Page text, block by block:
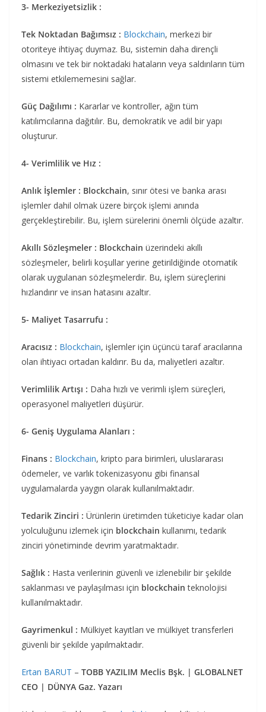
3- Merkeziyetsizlik :
Tek Noktadan Bağımsız : Blockchain, merkezi bir
otoriteye ihtiyaç duymaz. Bu, sistemin daha dirençli
olmasını ve tek bir noktadaki hataların veya saldırıların tüm
sistemi etkilememesini sağlar.
Güç Dağılımı : Kararlar ve kontroller, ağın tüm
katılımcılarına dağıtılır. Bu, demokratik ve adil bir yapı
oluşturur.
4- Verimlilik ve Hız :
Anlık İşlemler : Blockchain, sınır ötesi ve banka arası
işlemler dahil olmak üzere birçok işlemi anında
gerçekleştirebilir. Bu, işlem sürelerini önemli ölçüde azaltır.
Akıllı Sözleşmeler : Blockchain üzerindeki akıllı
sözleşmeler, belirli koşullar yerine getirildiğinde otomatik
olarak uygulanan sözleşmelerdir. Bu, işlem süreçlerini
hızlandırır ve insan hatasını azaltır.
5- Maliyet Tasarrufu :
Aracısız : Blockchain, işlemler için üçüncü taraf aracılarına
olan ihtiyacı ortadan kaldırır. Bu da, maliyetleri azaltır.
Verimlilik Artışı : Daha hızlı ve verimli işlem süreçleri,
operasyonel maliyetleri düşürür.
6- Geniş Uygulama Alanları :
Finans : Blockchain, kripto para birimleri, uluslararası
ödemeler, ve varlık tokenizasyonu gibi finansal
uygulamalarda yaygın olarak kullanılmaktadır.
Tedarik Zinciri : Ürünlerin üretimden tüketiciye kadar olan
yolculuğunu izlemek için blockchain kullanımı, tedarik
zinciri yönetiminde devrim yaratmaktadır.
Sağlık : Hasta verilerinin güvenli ve izlenebilir bir şekilde
saklanması ve paylaşılması için blockchain teknolojisi
kullanılmaktadır.
Gayrimenkul : Mülkiyet kayıtları ve mülkiyet transferleri
güvenli bir şekilde yapılmaktadır.
Ertan BARUT – TOBB YAZILIM Meclis Bşk. | GLOBALNET
CEO | DÜNYA Gaz. Yazarı